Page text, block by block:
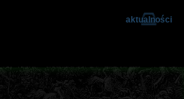
aktualności